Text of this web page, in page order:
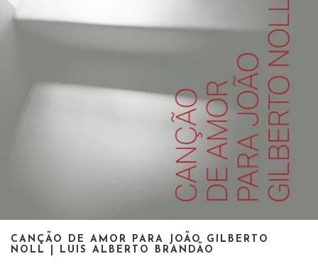
CANÇÃO DE AMOR PARA JOÃO GILBERTO
NOLL | LUIS ALBERTO BRANDÃO